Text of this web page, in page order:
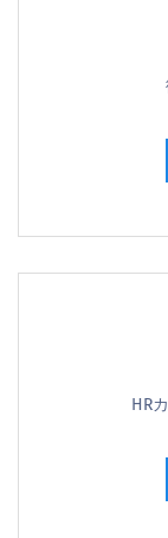
HR